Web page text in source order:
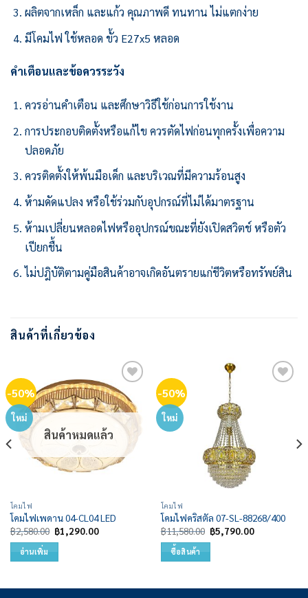
ผลิตจากเหล็ก และแก้ว คุณภาพดี ทนทาน ไม่แตกง่าย
มีโคมไฟ ใช้หลอด ขั้ว E27x5 หลอด
คำเตือนและข้อควรระวัง
ควรอ่านคำเตือน และศึกษาวิธีใช้ก่อนการใช้งาน
การประกอบติดตั้งหรือแก้ไข ควรตัดไฟก่อนทุกครั้งเพื่อความ
ปลอดภัย
ควรติดตั้งให้พ้นมือเด็ก และบริเวณที่มีความร้อนสูง
ห้ามดัดแปลง หรือใช้ร่วมกับอุปกรณ์ที่ไม่ได้มาตรฐาน
ห้ามเปลี่ยนหลอดไฟหรืออุปกรณ์ขณะที่ยังเปิดสวิตช์ หรือตัว
เปียกชื้น
ไม่ปฎิบัติตามคู่มือสินค้าอาจเกิดอันตรายแก่ชีวิตหรือทรัพย์สิน
สินค้าที่เกี่ยวข้อง
-50%
ใหม่
Add to
wishlist
สินค้าหมดแล้ว
โคมไฟ
โคมไฟเพดาน 04-CL04 LED
฿2,580.00 Original
price
฿1,290.00Current
price
อ่านเพิ่ม
-50%
ใหม่
โคมไฟ
โคมไฟคริสตัล 07-SL-88268/400
฿11,580.00 Original
price
฿5,790.00Current
price
ซื้อสินค้า